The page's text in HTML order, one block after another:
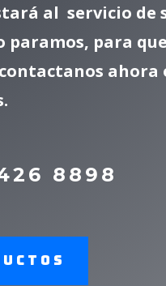
al servicio de
paramos, para
ahora
8898